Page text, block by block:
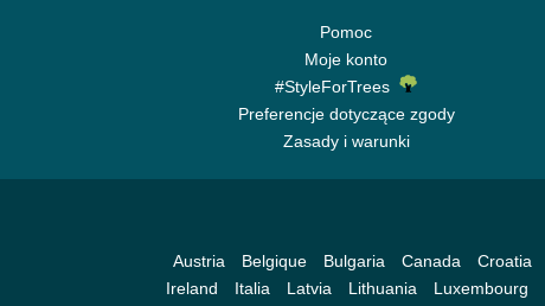
Pomoc
Moje konto
#StyleForTrees
Preferencje dotyczące zgody
Zasady i warunki
Austria Belgique Bulgaria Canada Croatia
Ireland
Italia Latvia Lithuania Luxembourg